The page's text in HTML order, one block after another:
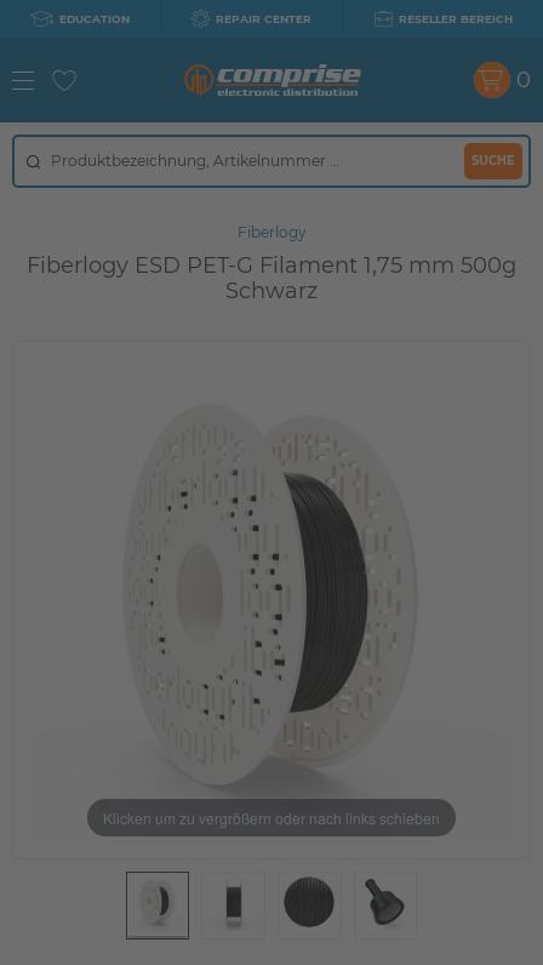
EDUCATION REPAIR CENTER RESELLER BEREICH
SUCHE
0
Fiberlogy
Fiberlogy ESD PET-G Filament 1,75 mm 500g
Schwarz
Klicken um zu vergrößern oder nach links schieben